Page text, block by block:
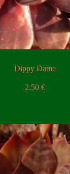
Dippy Dame
2,50 €